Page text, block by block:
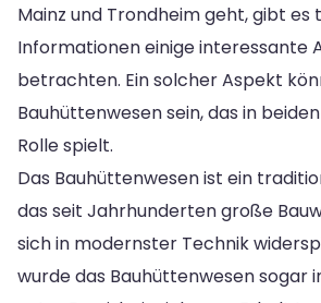
Mainz und Trondheim geht, gibt
Informationen einige interessante
betrachten. Ein solcher Aspekt
Bauhüttenwesen sein, das in
Rolle spielt.
Das Bauhüttenwesen ist ein
das seit Jahrhunderten große
sich in modernster Technik
wurde das Bauhüttenwesen sogar